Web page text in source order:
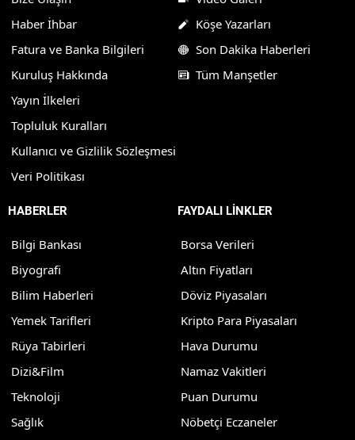
Haber İhbar
Fatura ve Banka Bilgileri
Kuruluş Hakkında
Yayın İlkeleri
Topluluk Kuralları
Kullanıcı ve Gizlilik Sözleşmesi
Veri Politikası
Köşe Yazarları
Son Dakika Haberleri
Tüm Manşetler
HABERLER
Bilgi Bankası
Biyografi
Bilim Haberleri
Yemek Tarifleri
Rüya Tabirleri
Dizi&Film
Teknoloji
Sağlık
FAYDALI LİNKLER
Borsa Verileri
Altın Fiyatları
Döviz Piyasaları
Kripto Para Piyasaları
Hava Durumu
Namaz Vakitleri
Puan Durumu
Nöbetçi Eczaneler